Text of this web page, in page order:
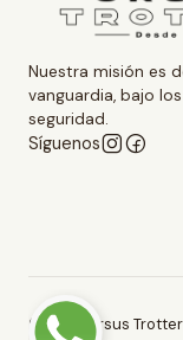
Nuestra misión es
vanguardia, bajo
seguridad.
Síguenos
2026 Ursus